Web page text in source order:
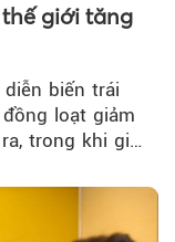
giới tăng
biến trái
loạt giảm
trong khi giá